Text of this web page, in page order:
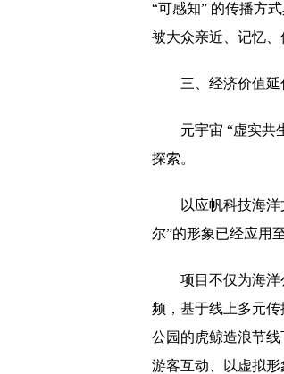
“可感知” 的传播方
被大众亲近、记忆、
三、经济价值
元宇宙 “虚实共
探索。
以应帆科技海
尔”的形象已经应用
项目不仅为海
频，基于线上多元
公园的虎鲸造浪节
游客互动、以虚拟